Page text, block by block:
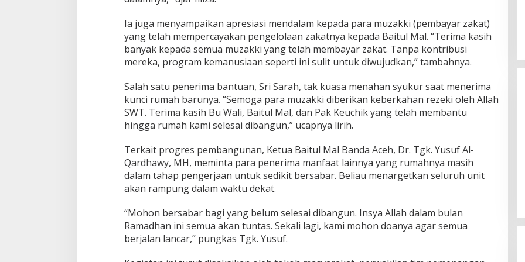
e
N
a
g
a
a
n
D
e
r
a
y
a
Ia juga menyampaikan apresiasi mendalam kepada para muzakki (pembayar zakat)
yang telah mempercayakan pengelolaan zakatnya kepada Baitul Mal. “Terima kasih
banyak kepada semua muzakki yang telah membayar zakat. Tanpa kontribusi
mereka, program kemanusiaan seperti ini sulit untuk diwujudkan,” tambahnya.
Salah satu penerima bantuan, Sri Sarah, tak kuasa menahan syukur saat menerima
kunci rumah barunya. “Semoga para muzakki diberikan keberkahan rezeki oleh Allah
SWT. Terima kasih Bu Wali, Baitul Mal, dan Pak Keuchik yang telah membantu
hingga rumah kami selesai dibangun,” ucapnya lirih.
Terkait progres pembangunan, Ketua Baitul Mal Banda Aceh, Dr. Tgk. Yusuf Al-
Qardhawy, MH, meminta para penerima manfaat lainnya yang rumahnya masih
dalam tahap pengerjaan untuk sedikit bersabar. Beliau menargetkan seluruh unit
akan rampung dalam waktu dekat.
“Mohon bersabar bagi yang belum selesai dibangun. Insya Allah dalam bulan
Ramadhan ini semua akan tuntas. Sekali lagi, kami mohon doanya agar semua
berjalan lancar,” pungkas Tgk. Yusuf.
Silaturahmi Lintas Sektor di Kuta
Alam, TNI–Polri dan Desa
Perkokoh Kebersamaan
Di Banda Aceh